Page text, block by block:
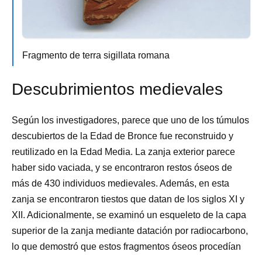
Fragmento de terra sigillata romana
Descubrimientos medievales
Según los investigadores, parece que uno de los túmulos
descubiertos de la Edad de Bronce fue reconstruido y
reutilizado en la Edad Media. La zanja exterior parece
haber sido vaciada, y se encontraron restos óseos de
más de 430 individuos medievales. Además, en esta
zanja se encontraron tiestos que datan de los siglos XI y
XII. Adicionalmente, se examinó un esqueleto de la capa
superior de la zanja mediante datación por radiocarbono,
lo que demostró que estos fragmentos óseos procedían